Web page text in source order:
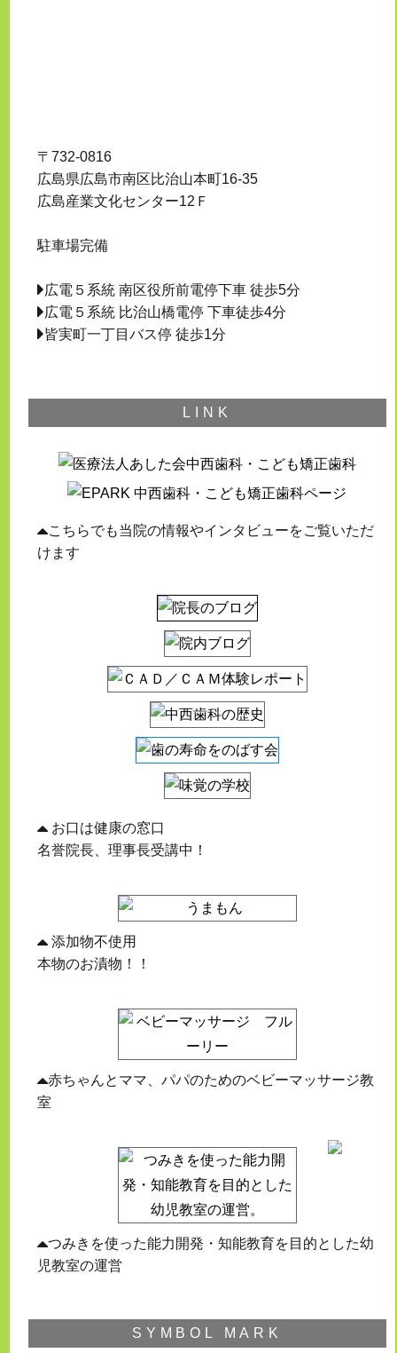
〒732-0816
広島県広島市南区比治山本町16-35
広島産業文化センター12Ｆ
駐車場完備
広電５系統 南区役所前電停下車 徒歩5分
広電５系統 比治山橋電停 下車徒歩4分
皆実町一丁目バス停 徒歩1分
LINK
こちらでも当院の情報やインタビューをご覧いただ
けます
お口は健康の窓口
名誉院長、理事長受講中！
添加物不使用
本物のお漬物！！
赤ちゃんとママ、パパのためのベビーマッサージ教
室
つみきを使った能力開発・知能教育を目的とした幼
児教室の運営
SYMBOL MARK